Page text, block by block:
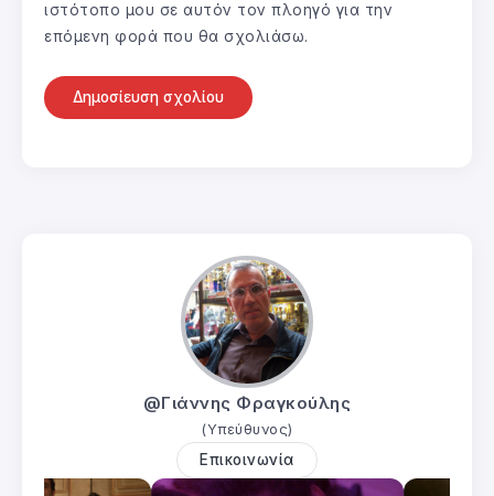
ιστότοπο μου σε αυτόν τον πλοηγό για την
επόμενη φορά που θα σχολιάσω.
@Γιάννης Φραγκούλης
(Υπεύθυνος)
Επικοινωνία